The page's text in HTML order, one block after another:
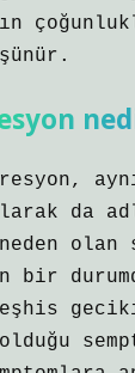
da
olan
bir